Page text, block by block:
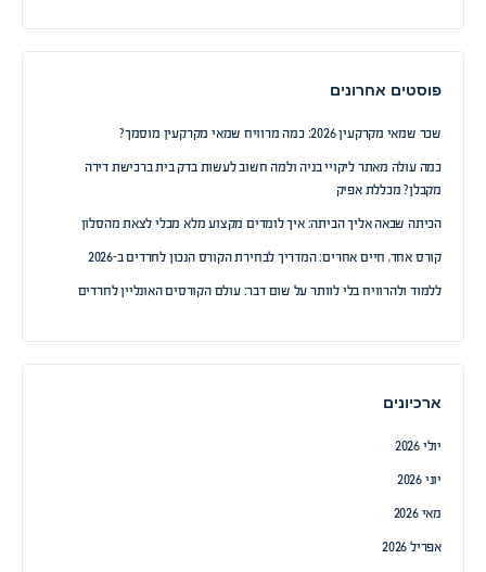
פוסטים אחרונים
שכר שמאי מקרקעין 2026: כמה מרוויח שמאי מקרקעין מוסמך?
כמה עולה מאתר ליקויי בניה ולמה חשוב לעשות בדק בית ברכישת דירה
מקבלן? מכללת אפיק
הכיתה שבאה אליך הביתה: איך לומדים מקצוע מלא מבלי לצאת מהסלון
קורס אחד, חיים אחרים: המדריך לבחירת הקורס הנכון לחרדים ב-2026
ללמוד ולהרוויח בלי לוותר על שום דבר: עולם הקורסים האונליין לחרדים
ארכיונים
יולי 2026
יוני 2026
מאי 2026
אפריל 2026